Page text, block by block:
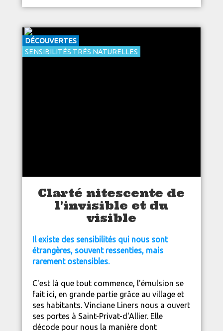
DÉCOUVERTES
SENSIBILITÉS TRÈS NATURELLES
Clarté nitescente de
l'invisible et du
visible
Il existe des sensibilités qui nous sont
étrangères, souvent ressenties, mais
rarement ostensibles.
C'est là que tout commence, l'émulsion se
fait ici, en grande partie grâce au village et
ses habitants. Vinciane Liners nous a ouvert
ses portes à Saint-Privat-d'Allier. Elle
décode pour nous la manière dont